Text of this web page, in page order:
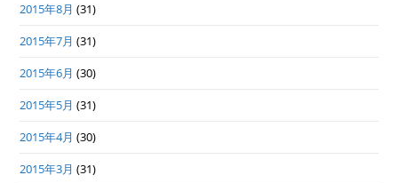
2015年8月 (31)
2015年7月 (31)
2015年6月 (30)
2015年5月 (31)
2015年4月 (30)
2015年3月 (31)